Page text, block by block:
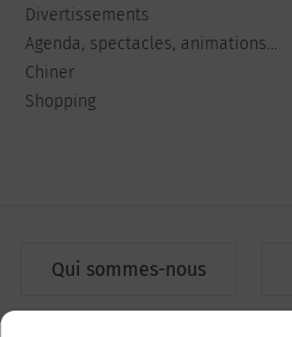
Divertissements
Agenda, spectacles, animations...
Chiner
Shopping
Qui sommes-nous